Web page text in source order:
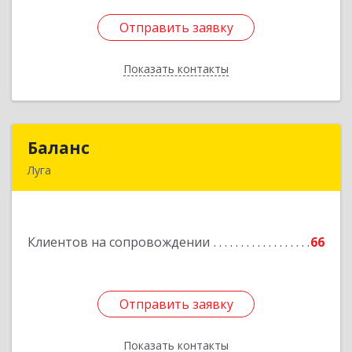
Отправить заявку
Показать контакты
Отправить заявку
Назад
Баланс
Луга
Клиентов на сопровождении 66
Отправить заявку
Показать контакты
Подробнее
Отправить заявку
Назад